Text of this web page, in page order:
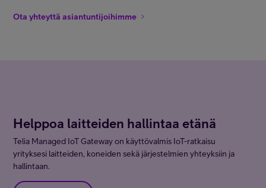
Ota yhteyttä asiantuntijoihimme
Helppoa laitteiden hallintaa etänä
Telia Managed IoT Gateway on käyttövalmis IoT-ratkaisu
yrityksesi laitteiden, koneiden sekä järjestelmien yhteyksiin ja
hallintaan.